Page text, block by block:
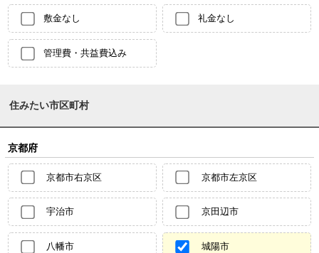
敷金なし 礼金なし
管理費・共益費込み
住みたい市区町村
京都府
京都市右京区 京都市左京区
宇治市 京田辺市
八幡市 城陽市